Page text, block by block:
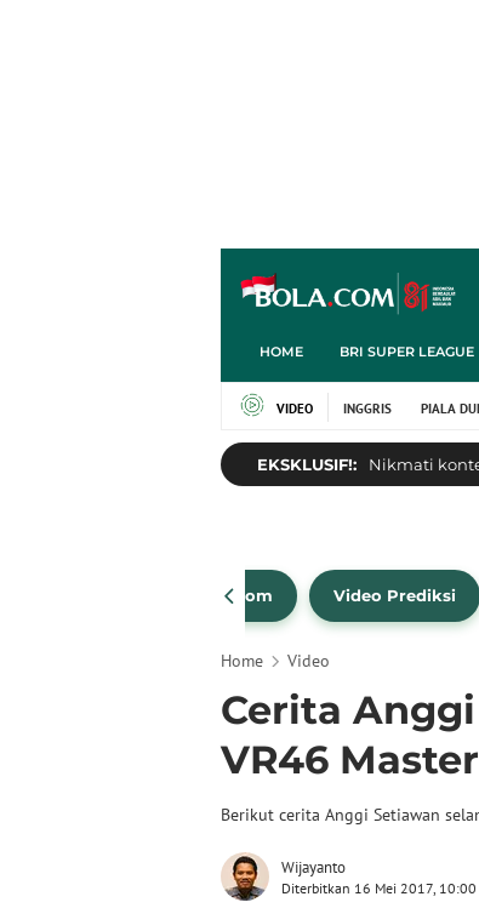
HOME BRI SUPER LEAGUE
VIDEO INGGRIS PIALA
EKSKLUSIF!: Nikmati
TikTok Bola.com Video Prediksi
Home Video
Cerita
VR46
Berikut cerita Anggi Setiawan
Wijayanto
Diterbitkan 16 Mei 2017, 10:00